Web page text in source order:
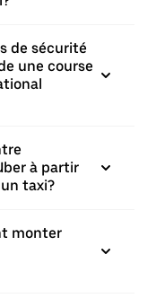
de sécurité
une course
à partir
taxi?
monter